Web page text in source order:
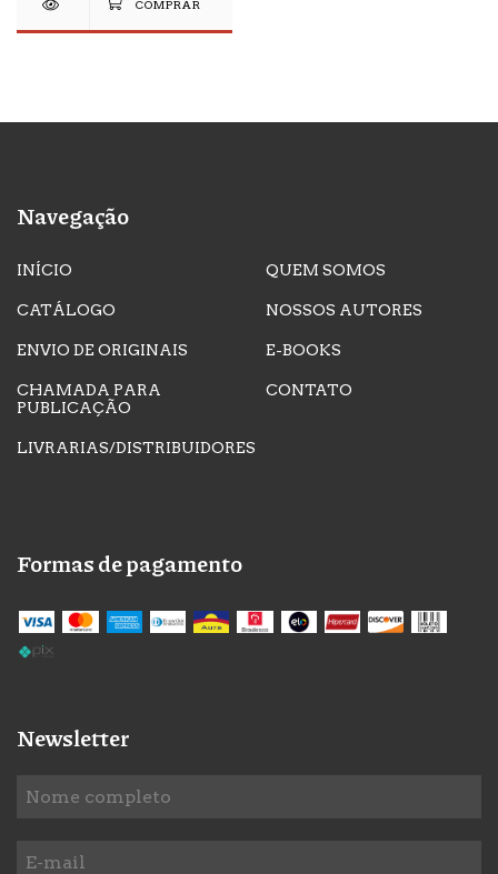
Navegação
INÍCIO QUEM SOMOS
CATÁLOGO NOSSOS AUTORES
ENVIO DE ORIGINAIS E-BOOKS
CHAMADA PARA
PUBLICAÇÃO
CONTATO
LIVRARIAS/DISTRIBUIDORES
Formas de pagamento
Newsletter